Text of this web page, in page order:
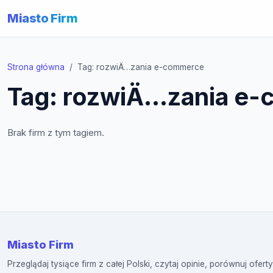
Miasto Firm
Strona główna Tag: rozwiÄ…zania e-commerce
Tag: rozwiÄ…zania e-
Brak firm z tym tagiem.
Miasto Firm
Przeglądaj tysiące firm z całej Polski, czytaj opinie, porównuj oferty.